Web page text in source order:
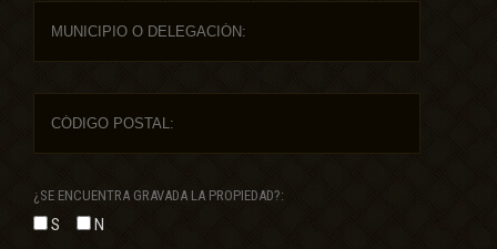
¿SE ENCUENTRA GRAVADA LA PROPIEDAD?:
S N